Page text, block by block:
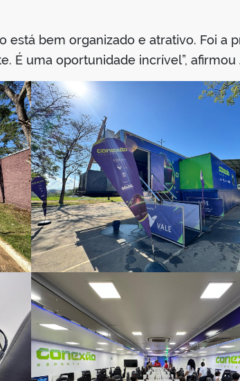
está bem organizado e atrativo. Foi
É uma oportunidade incrível”,